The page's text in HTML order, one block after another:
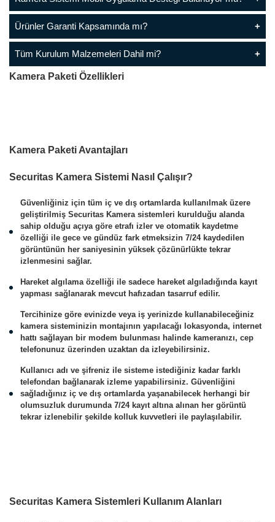
Ürünler Garanti Kapsamında mı?
Tüm Kurulum Malzemeleri Dahil mi?
Kamera Paketi Özellikleri
Kamera Paketi Avantajları
Securitas Kamera Sistemi Nasıl Çalışır?
Güvenliğiniz için tüm iç ve dış ortamlarda kullanılmak üzere
geliştirilmiş Securitas Kamera sistemleri kurulduğu alanda
sahip olduğu açıya göre etrafı izler ve otomatik kaydetme
özelliği ile gece ve gündüz fark etmeksizin 7/24 kaydedilen
görüntünün her saniyesinin yüksek çözünürlükte tekrar
izlenmesini sağlar.
Hareket algılama özelliği ile sadece hareket algıladığında kayıt
yapması sağlanarak mevcut hafızadan tasarruf edilir.
Tercihinize göre evinizde veya iş yerinizde kullanabileceğiniz
kamera sisteminizin montajının yapılacağı lokasyonda, internet
hattı sağlayan bir modem bulunması halinde kameranızı, cep
telefonunuz üzerinden uzaktan da izleyebilirsiniz.
Kullanıcı adı ve şifreniz ile sisteme istediğiniz kadar farklı
telefondan bağlanarak izleme yapabilirsiniz. Güvenliğini
sağladığınız iç ve dış ortamlarda yaşanabilecek herhangi bir
olumsuzluk durumunda 7/24 kayıt altına alınan her görüntü
tekrar izlenebilir şekilde kolluk kuvvetleri ile paylaşılabilir.
Securitas Kamera Sistemleri Kullanım Alanları